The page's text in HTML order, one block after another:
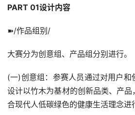
PART 01设计内容
➽/作品组别/
大赛分为创意组、产品组分别进行。
(一)创意组：参赛人员通过对用户和
设计以竹木为基材的创新品类、产
合现代人低碳绿色的健康生活理念进